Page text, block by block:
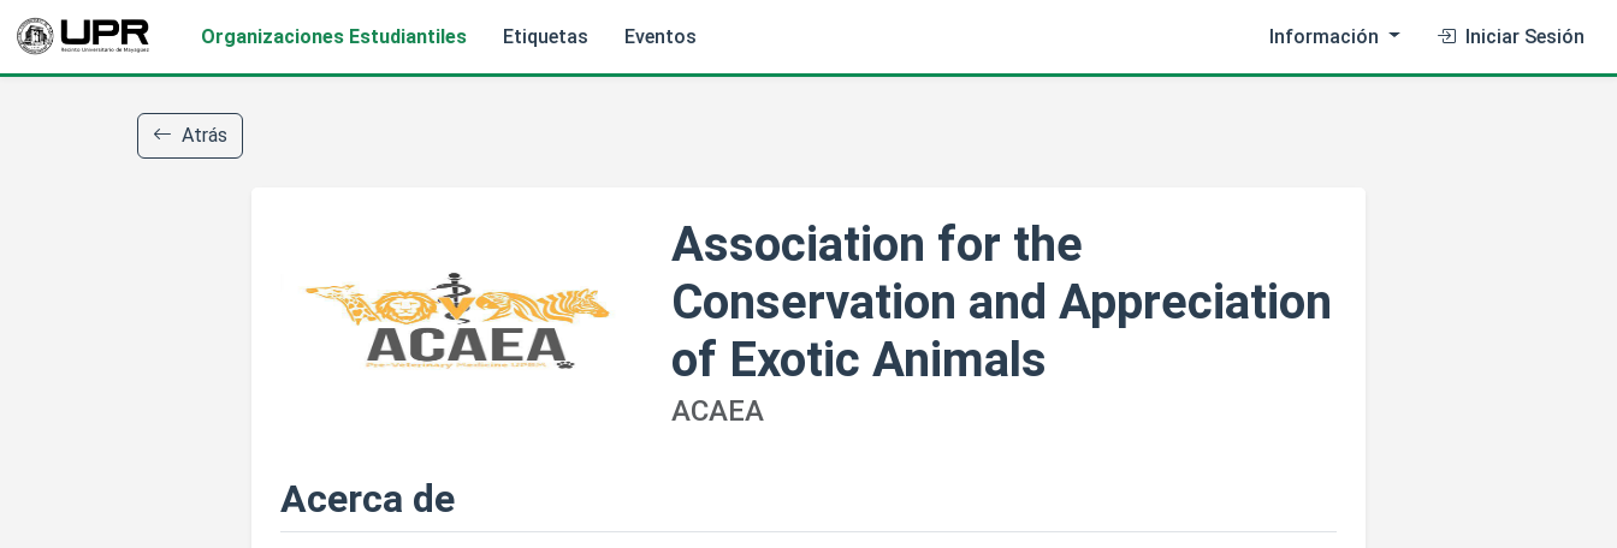
Organizaciones Estudiantiles Etiquetas Eventos Información Iniciar Sesión
Atrás
Association for the
Conservation and Appreciation
of Exotic Animals
ACAEA
Acerca de